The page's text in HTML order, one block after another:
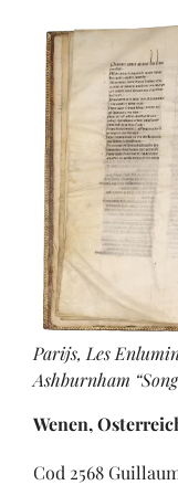
Parijs, Les
Ashburnham
Wenen,
Cod 2568